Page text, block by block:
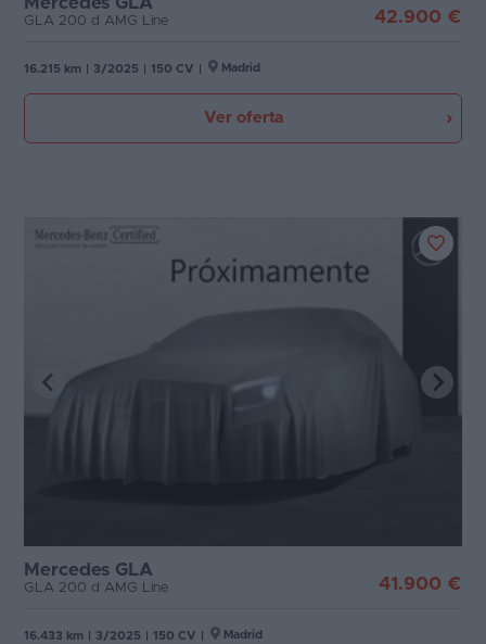
GLA 200 d AMG Line 42.900 €
16.215 km 3/2025 150 CV Madrid
Ver oferta
Mercedes GLA
GLA 200 d AMG Line 41.900 €
16.433 km 3/2025 150 CV Madrid